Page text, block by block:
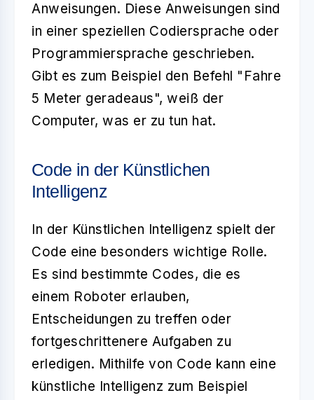
Anweisungen. Diese Anweisungen sind
in einer speziellen Codiersprache oder
Programmiersprache geschrieben.
Gibt es zum Beispiel den Befehl "Fahre
5 Meter geradeaus", weiß der
Computer, was er zu tun hat.
Code in der Künstlichen
Intelligenz
In der Künstlichen Intelligenz spielt der
Code eine besonders wichtige Rolle.
Es sind bestimmte Codes, die es
einem Roboter erlauben,
Entscheidungen zu treffen oder
fortgeschrittenere Aufgaben zu
erledigen. Mithilfe von Code kann eine
künstliche Intelligenz zum Beispiel